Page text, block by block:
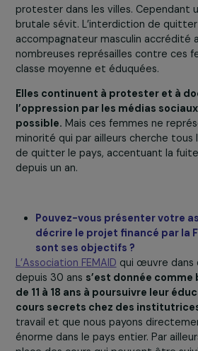
Nous avons vu de
femmes qui manifestent
pouvoir et pour leurs
dire davantage sur ces
risques que prennent les
?
A l’arrivée des Talibans, nous
protester dans les villes.
brutale sévit. L’interdiction de
classe moyenne et éduquées.
Elles continuent à protester et
l’oppression par les médias
possible.Mais ces femmes ne
minorité qui par ailleurs cherche
de quitter le pays, accentuant la
depuis un an.